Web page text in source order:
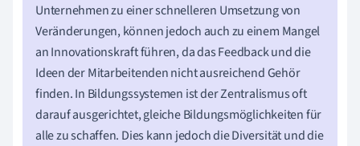
Unternehmen zu einer schnelleren Umsetzung von
Veränderungen, können jedoch auch zu einem Mangel
an Innovationskraft führen, da das Feedback und die
Ideen der Mitarbeitenden nicht ausreichend Gehör
finden. In Bildungssystemen ist der Zentralismus oft
darauf ausgerichtet, gleiche Bildungsmöglichkeiten für
alle zu schaffen. Dies kann jedoch die Diversität und die